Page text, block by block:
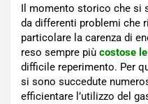
Il momento storico che si
da differenti problemi che
particolare la carenza di
reso sempre più costose
difficile reperimento. Per
si sono succedute
efficientare l’utilizzo del